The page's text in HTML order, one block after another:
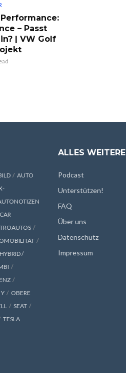
– Passt
| VW Golf
AUTO
CAR
HYBRID /
OBERE
SEAT
TESLA
ALLES WEITERE
Podcast
Unterstützen!
FAQ
Über uns
Datenschutz
Impressum